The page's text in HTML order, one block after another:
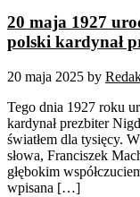
20 maja 1927
polski kardynał
20 maja 2025 by
Tego dnia 1927 roku
kardynał prezbiter
światłem dla tysięcy.
słowa, Franciszek
głębokim
wpisana […]